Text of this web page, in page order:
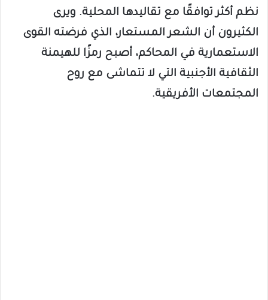
نظم أكثر توافقًا مع تقاليدها المحلية. ويرى
الكثيرون أن الشعر المستعار، الذي فرضته القوى
الاستعمارية في المحاكم، أصبح رمزًا للهيمنة
الثقافية الأجنبية التي لا تتماشى مع روح
المجتمعات الأفريقية.